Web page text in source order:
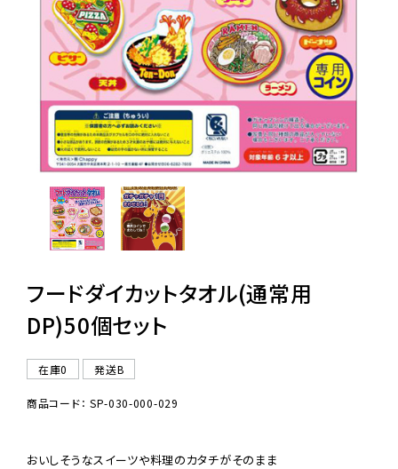
販促用空カプセル
レンタル
景品・玩具・文具
販促用カプセルトイ
よくあるご質問
06-6282-7659
フードダイカットタオル(通常用
DP)50個セット
在庫0 発送B
商品コード： SP-030-000-029
おいしそうなスイーツや料理のカタチがそのまま